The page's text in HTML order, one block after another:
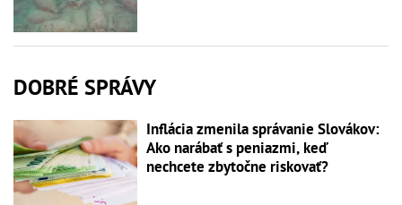
DOBRÉ SPRÁVY
Inflácia zmenila správanie Slovákov:
Ako narábať s peniazmi, keď
nechcete zbytočne riskovať?